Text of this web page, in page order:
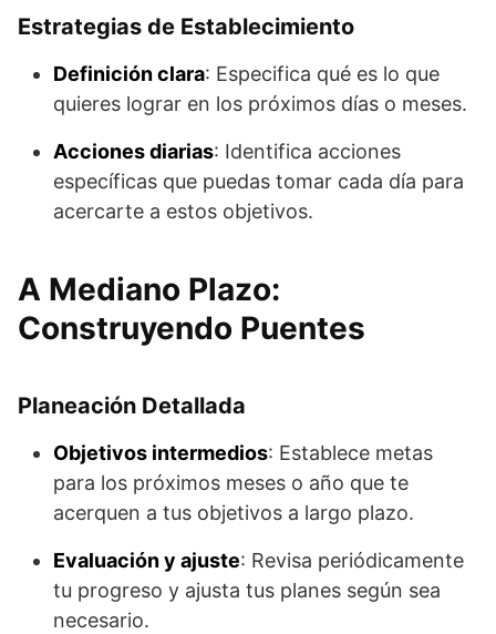
Estrategias de Establecimiento
Definición clara: Especifica qué es lo que
quieres lograr en los próximos días o meses.
Acciones diarias: Identifica acciones
específicas que puedas tomar cada día para
acercarte a estos objetivos.
A Mediano Plazo:
Construyendo Puentes
Planeación Detallada
Objetivos intermedios: Establece metas
para los próximos meses o año que te
acerquen a tus objetivos a largo plazo.
Evaluación y ajuste: Revisa periódicamente
tu progreso y ajusta tus planes según sea
necesario.